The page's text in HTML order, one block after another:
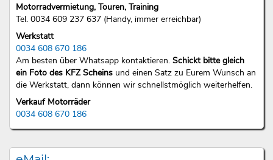
Motorradvermietung, Touren, Training
Tel. 0034 609 237 637 (Handy, immer erreichbar)
Werkstatt
0034 608 670 186
Am besten über Whatsapp kontaktieren. Schickt bitte gleich
ein Foto des KFZ Scheinsund einen Satz zu Eurem Wunsch an
die Werkstatt, dann können wir schnellstmöglich weiterhelfen.
Verkauf Motorräder
0034 608 670 186